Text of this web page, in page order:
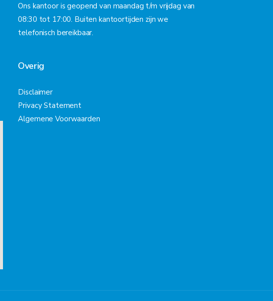
Ons kantoor is geopend van maandag t/m vrijdag van
08:30 tot 17:00. Buiten kantoortijden zijn we
telefonisch bereikbaar.
Overig
Disclaimer
Privacy Statement
Algemene Voorwaarden